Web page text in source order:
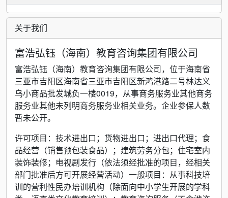
关于我们
富浩弘钰（海南）教育咨询集团有限公司
富浩弘钰（海南）教育咨询集团有限公司，位于海南省
三亚市吉阳区海南省三亚市吉阳区新鸿港路二号林达义
乌小商品批发城负一楼0019，从事商务服务业其他商务
服务业其他未列明商务服务业相关业务。企业参保人数
暂未公开。
许可项目：技术进出口；货物进出口；进出口代理；食
品经营（销售预包装食品）；建筑劳务分包；住宅室内
装饰装修；电视剧发行（依法须经批准的项目，经相关
部门批准后方可开展经营活动）一般项目：从事科技培
训的营利性民办培训机构（除面向中小学生开展的学科